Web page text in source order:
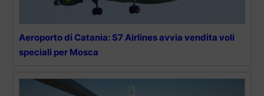
Aeroporto di Catania: S7 Airlines avvia vendita voli
speciali per Mosca